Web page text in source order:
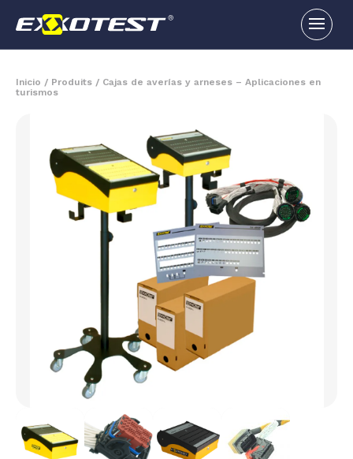
Inicio / Produits / Cajas de averías y arneses – Aplicaciones en
turismos